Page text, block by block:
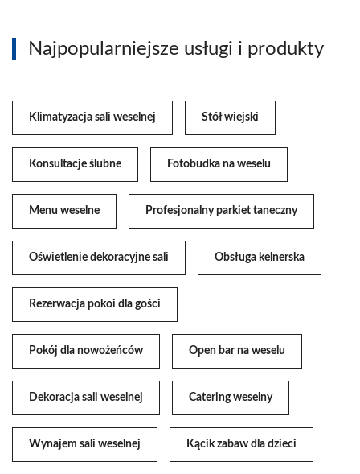
Najpopularniejsze usługi i produkty
Klimatyzacja sali weselnej Stół wiejski
Konsultacje ślubne Fotobudka na weselu
Menu weselne Profesjonalny parkiet taneczny
Oświetlenie dekoracyjne sali Obsługa kelnerska
Rezerwacja pokoi dla gości
Pokój dla nowożeńców Open bar na weselu
Dekoracja sali weselnej Catering weselny
Wynajem sali weselnej Kącik zabaw dla dzieci